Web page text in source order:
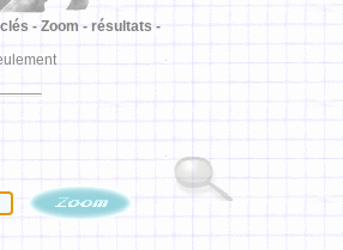
- Zoom - résultats -